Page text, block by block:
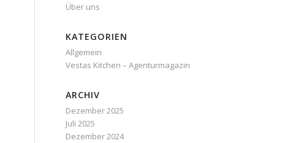
Über uns
KATEGORIEN
Allgemein
Vestas Kitchen – Agenturmagazin
ARCHIV
Dezember 2025
Juli 2025
Dezember 2024